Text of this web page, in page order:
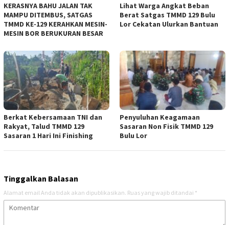
KERASNYA BAHU JALAN TAK
MAMPU DITEMBUS, SATGAS
TMMD KE-129 KERAHKAN MESIN-
MESIN BOR BERUKURAN BESAR
Lihat Warga Angkat Beban
Berat Satgas TMMD 129 Bulu
Lor Cekatan Ulurkan Bantuan
Berkat Kebersamaan TNI dan
Rakyat, Talud TMMD 129
Sasaran 1 Hari Ini Finishing
Penyuluhan Keagamaan
Sasaran Non Fisik TMMD 129
Bulu Lor
Tinggalkan Balasan
Alamat email Anda tidak akan dipublikasikan. Ruas yang wajib ditandai *